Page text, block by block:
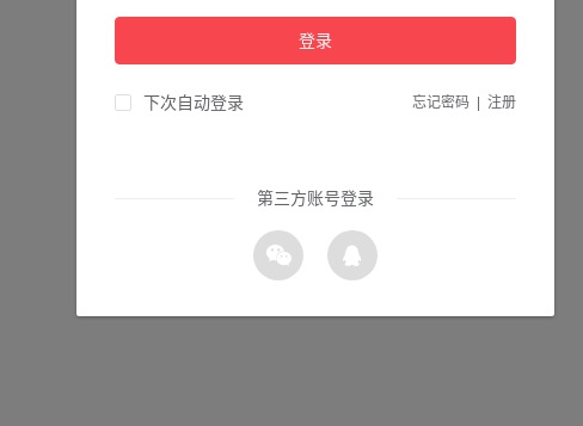
登录
下次自动登录 忘记密码 注册
第三方账号登录